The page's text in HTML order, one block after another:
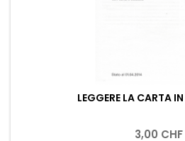
LEGGERE LA CARTA
3,00 CHF